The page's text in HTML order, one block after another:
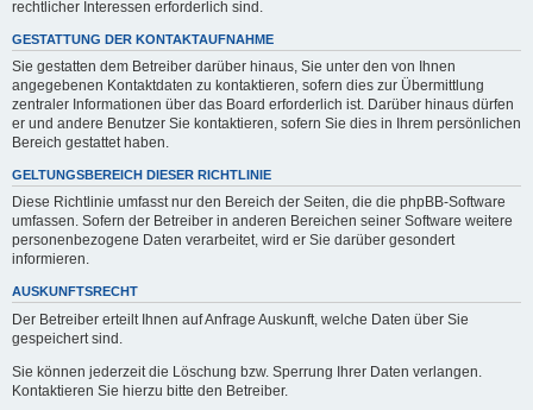
rechtlicher Interessen erforderlich sind.
GESTATTUNG DER KONTAKTAUFNAHME
Sie gestatten dem Betreiber darüber hinaus, Sie unter den von Ihnen
angegebenen Kontaktdaten zu kontaktieren, sofern dies zur Übermittlung
zentraler Informationen über das Board erforderlich ist. Darüber hinaus dürfen
er und andere Benutzer Sie kontaktieren, sofern Sie dies in Ihrem persönlichen
Bereich gestattet haben.
GELTUNGSBEREICH DIESER RICHTLINIE
Diese Richtlinie umfasst nur den Bereich der Seiten, die die phpBB-Software
umfassen. Sofern der Betreiber in anderen Bereichen seiner Software weitere
personenbezogene Daten verarbeitet, wird er Sie darüber gesondert
informieren.
AUSKUNFTSRECHT
Der Betreiber erteilt Ihnen auf Anfrage Auskunft, welche Daten über Sie
gespeichert sind.
Sie können jederzeit die Löschung bzw. Sperrung Ihrer Daten verlangen.
Kontaktieren Sie hierzu bitte den Betreiber.